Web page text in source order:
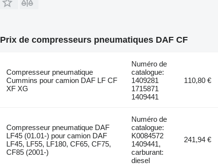
Prix de compresseurs pneumatiques DAF CF
Compresseur pneumatique
Cummins pour camion DAF LF CF
XF XG
Numéro de
catalogue:
1409281
1715871
1409441
110,80 €
Compresseur pneumatique DAF
LF45 (01.01-) pour camion DAF
LF45, LF55, LF180, CF65, CF75,
CF85 (2001-)
Numéro de
catalogue:
K0084572
1409441,
carburant:
diesel
241,94 €